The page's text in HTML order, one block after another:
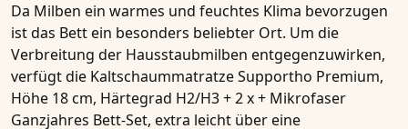
Da Milben ein warmes und feuchtes Klima bevorzugen
ist das Bett ein besonders beliebter Ort. Um die
Verbreitung der Hausstaubmilben entgegenzuwirken,
verfügt die Kaltschaummatratze Supportho Premium,
Höhe 18 cm, Härtegrad H2/H3 + 2 x + Mikrofaser
Ganzjahres Bett-Set, extra leicht über eine